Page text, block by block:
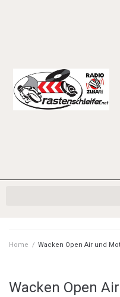
Home / Wacken Open Air und
Wacken Open